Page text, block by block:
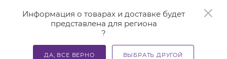
Информация о товарах и доставке будет
представлена для региона
?
ДА, ВСЕ ВЕРНО ВЫБРАТЬ ДРУГОЙ
Главная — Каталог — Стельки ортопедические и